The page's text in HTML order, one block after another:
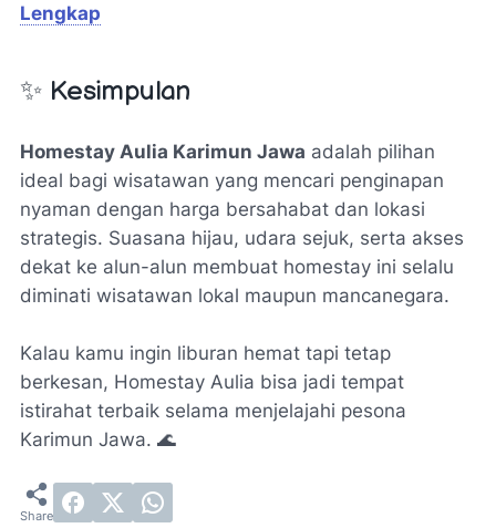
Lengkap
✨ Kesimpulan
Homestay Aulia Karimun Jawa adalah pilihan
ideal bagi wisatawan yang mencari penginapan
nyaman dengan harga bersahabat dan lokasi
strategis. Suasana hijau, udara sejuk, serta akses
dekat ke alun-alun membuat homestay ini selalu
diminati wisatawan lokal maupun mancanegara.
Kalau kamu ingin liburan hemat tapi tetap
berkesan, Homestay Aulia bisa jadi tempat
istirahat terbaik selama menjelajahi pesona
Karimun Jawa. 🌊